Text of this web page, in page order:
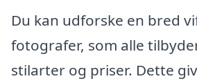
Du kan udforske en bred
fotografer, som alle
stilarter og priser. Dette